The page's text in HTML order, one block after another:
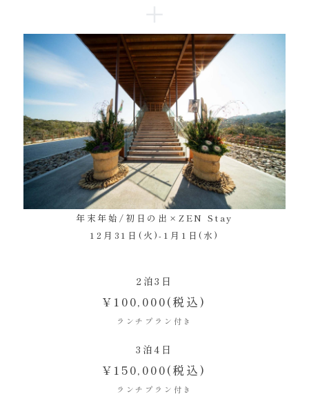
年末年始/初日の出×ZEN Stay
12月31日(火)-1月1日(水)
2泊3日
¥100,000(税込)
ランチプラン付き
3泊4日
¥150,000(税込)
ランチプラン付き